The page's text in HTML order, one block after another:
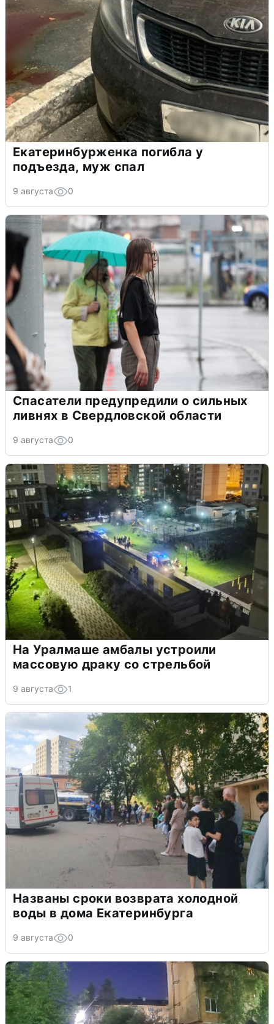
Екатеринбурженка погибла у
подъезда, муж спал
9 августа 0
Спасатели предупредили о сильных
ливнях в Свердловской области
9 августа 0
На Уралмаше амбалы устроили
массовую драку со стрельбой
9 августа 1
Названы сроки возврата холодной
воды в дома Екатеринбурга
9 августа 0